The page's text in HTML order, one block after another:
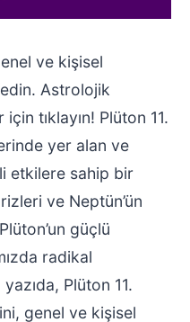
ve kişisel
Astrolojik
tıklayın! Plüton 11.
yer alan ve
etkilere sahip bir
ve Neptün’ün
güçlü
radikal
Plüton 11.
genel ve kişisel